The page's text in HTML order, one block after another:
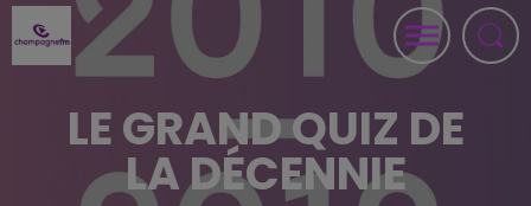
LE GRAND QUIZ DE
LA DÉCENNIE